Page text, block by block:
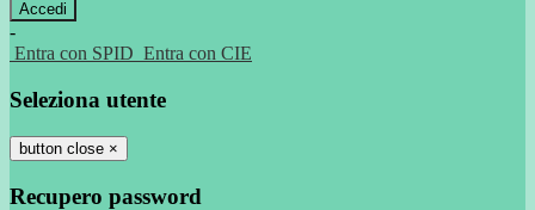
-
Entra con SPID Entra con CIE
Seleziona utente
button close ×
Recupero password